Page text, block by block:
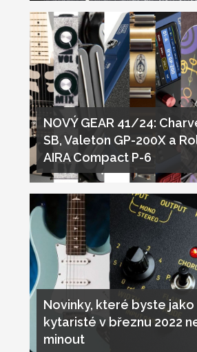
NOVÝ GEAR 41/24:
SB, Valeton GP-200X a
AIRA Compact P-6
Novinky, které byste jako
kytaristé v březnu 2022
minout